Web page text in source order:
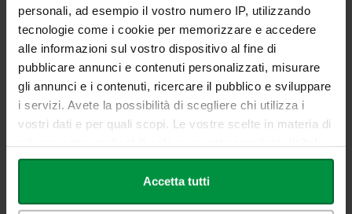
personali, ad esempio il vostro numero IP, utilizzando
tecnologie come i cookie per memorizzare e accedere
alle informazioni sul vostro dispositivo al fine di
pubblicare annunci e contenuti personalizzati, misurare
gli annunci e i contenuti, ricercare il pubblico e sviluppare
i servizi. Avete la possibilità di scegliere chi utilizza i
vostri dati e per quali scopi. Le vostre scelte in materia di
in cui avete effettuato le vostre scelte. È possibile
modificare o revocare il proprio consenso in qualsiasi
momento dalla Dichiarazione sui cookie o facendo clic
Accetta tutti
Modalità degli Esami
La valutazione finale è strutturata per verificare in modo
completo le competenze acquisite durante il percorso:
multipla da 10 domande per ciascun modulo scelto.
Un ulteriore esame da 10 domande a